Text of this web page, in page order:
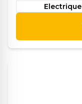
Electrique